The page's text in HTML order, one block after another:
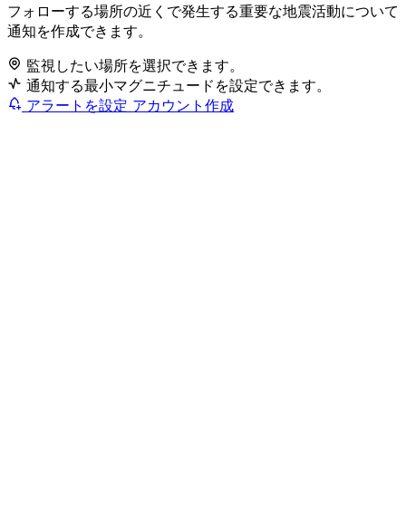
フォローする場所の近くで発生する重要な地震活動について
通知を作成できます。
監視したい場所を選択できます。
通知する最小マグニチュードを設定できます。
アラートを設定 アカウント作成